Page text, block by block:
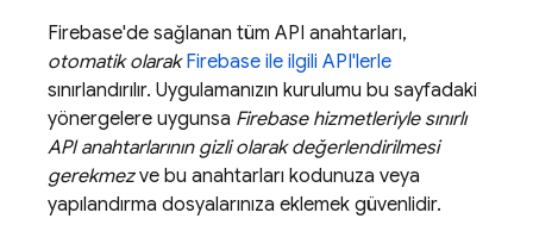
Firebase'de sağlanan tüm API anahtarları,
otomatik olarak Firebase ile ilgili API'lerle
sınırlandırılır. Uygulamanızın kurulumu bu sayfadaki
yönergelere uygunsa Firebase hizmetleriyle sınırlı
API anahtarlarının gizliolarak değerlendirilmesi
gerekmezve bu anahtarları kodunuza veya
yapılandırma dosyalarınıza eklemek güvenlidir.